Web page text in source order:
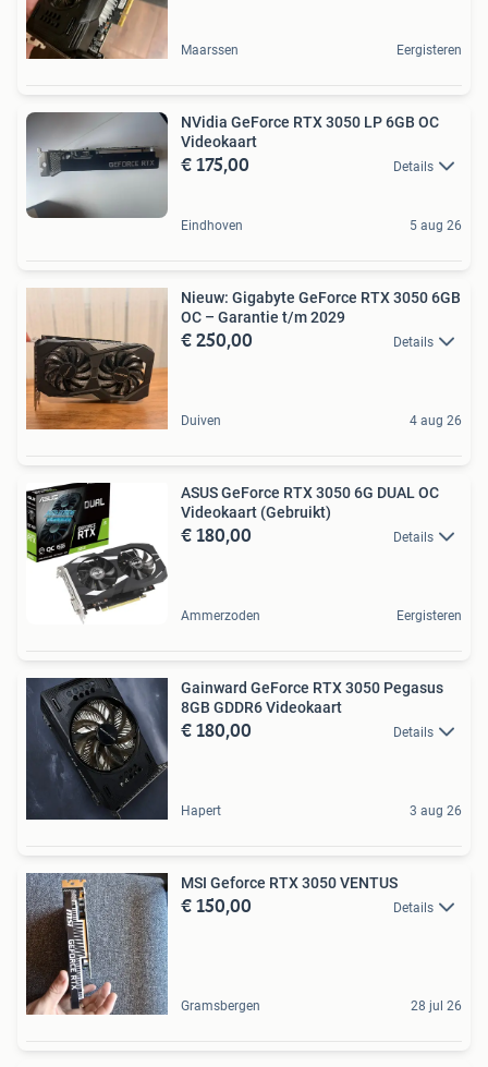
Maarssen Eergisteren
NVidia GeForce RTX 3050 LP 6GB OC
Videokaart
€ 175,00 Details
Eindhoven 5 aug 26
Nieuw: Gigabyte GeForce RTX 3050 6GB
OC – Garantie t/m 2029
€ 250,00 Details
Duiven 4 aug 26
ASUS GeForce RTX 3050 6G DUAL OC
Videokaart (Gebruikt)
€ 180,00 Details
Ammerzoden Eergisteren
Gainward GeForce RTX 3050 Pegasus
8GB GDDR6 Videokaart
€ 180,00 Details
Hapert 3 aug 26
MSI Geforce RTX 3050 VENTUS
€ 150,00 Details
Gramsbergen 28 jul 26